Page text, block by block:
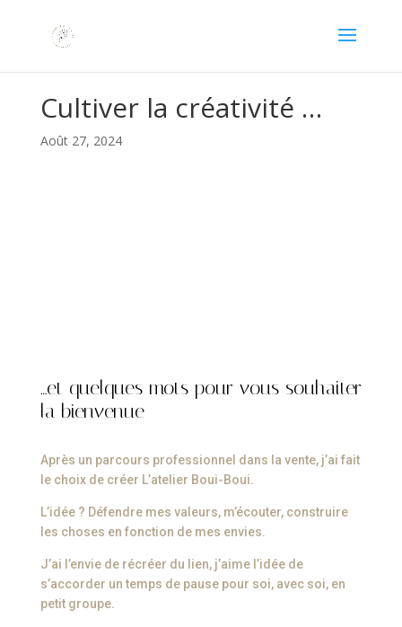
Cultiver la créativité …
Août 27, 2024
…et quelques mots pour vous souhaiter
la bienvenue
Après un parcours professionnel dans la vente, j’ai fait
le choix de créer L’atelier Boui-Boui.
L’idée ? Défendre mes valeurs, m’écouter, construire
les choses en fonction de mes envies.
J’ai l’envie de récréer du lien, j’aime l’idée de
s’accorder un temps de pause pour soi, avec soi, en
petit groupe.